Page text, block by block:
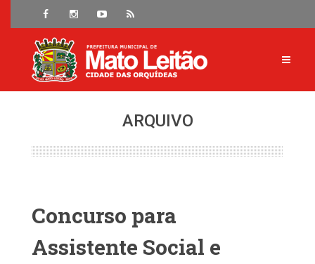
ARQUIVO
Concurso para
Assistente Social e